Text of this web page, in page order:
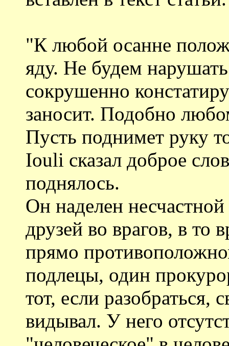
"К любой осанне
яду. Не будем
сокрушенно
заносит. Подобно
Пусть поднимет руку
Iouli сказал доброе
поднялось.
Он наделен
друзей во врагов, в то
прямо
подлецы, один
тот, если разобраться,
видывал. У него